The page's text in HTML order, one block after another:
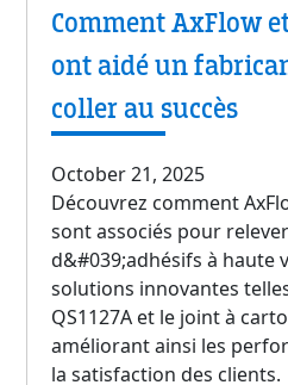
Comment AxFlow
ont aidé un
coller au succès
October 21, 2025
Découvrez comment
sont associés pour
d&#039;adhésifs à haute
solutions innovantes
QS1127A et le joint à
améliorant ainsi les
la satisfaction des clients.